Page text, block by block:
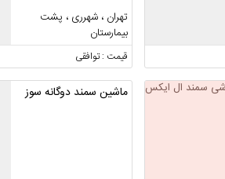
تهران ، شهرری ، پشت
بیمارستان
قیمت : توافقی
ماشین سمند دوگانه سوز